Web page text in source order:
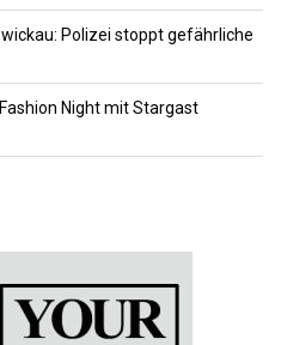
Polizei stoppt gefährliche
Night mit Stargast